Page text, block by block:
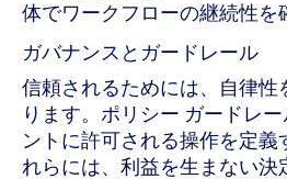
体でワークフローの継続性を
ガバナンスとガードレール
信頼されるためには、自律性
ります。ポリシー ガードレ
ントに許可される操作を定義
れらには、利益を生まない決